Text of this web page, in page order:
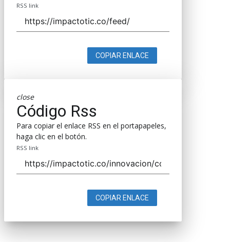
RSS link
COPIAR ENLACE
close
Código Rss
Para copiar el enlace RSS en el portapapeles,
haga clic en el botón.
RSS link
COPIAR ENLACE